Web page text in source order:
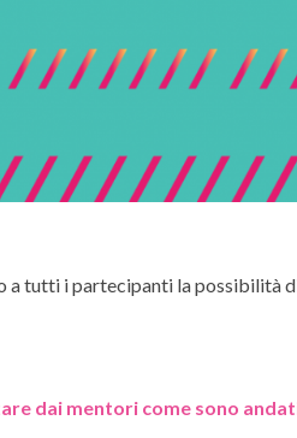
a tutti i partecipanti la possibilità
dai mentori come sono